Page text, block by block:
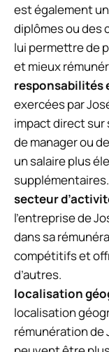
est également
diplômes ou
lui permettre de
et mieux
responsabilités
exercées par
impact direct sur
de manager ou
un salaire plus
supplémentaires.
secteur
l’entreprise de
dans sa
compétitifs et
d’autres.
localisation
localisation
rémunération de